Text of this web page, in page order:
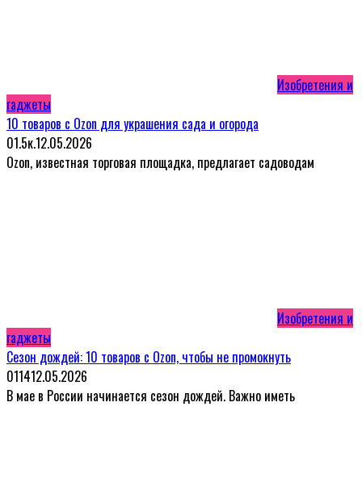
Изобретения и
гаджеты
10 товаров с Ozon для украшения сада и огорода
01.5к.12.05.2026
Ozon, известная торговая площадка, предлагает садоводам
Изобретения и
гаджеты
Сезон дождей: 10 товаров с Ozon, чтобы не промокнуть
011412.05.2026
В мае в России начинается сезон дождей. Важно иметь